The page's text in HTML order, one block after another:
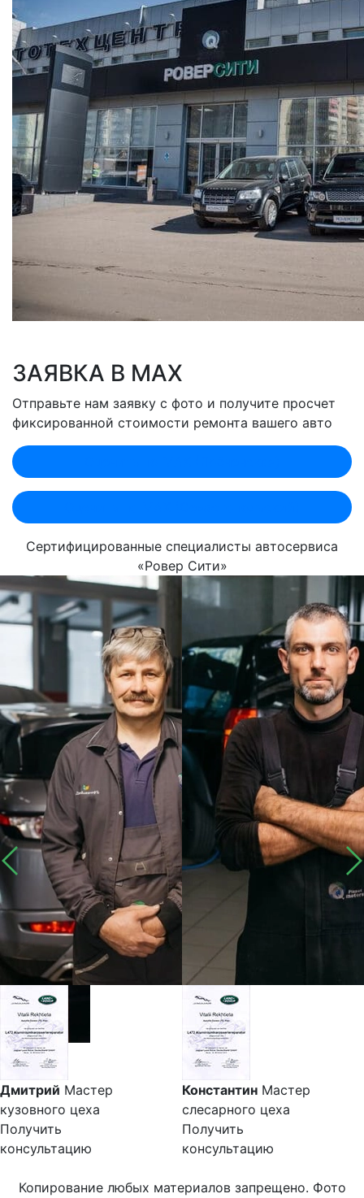
ЗАЯВКА В MAX
Отправьте нам заявку с фото и получите просчет
фиксированной стоимости ремонта вашего авто
Сертифицированные специалисты автосервиса
«Ровер Сити»
Дмитрий Мастер
кузовного цеха
Получить
консультацию
Константин Мастер
слесарного цеха
Получить
консультацию
Копирование любых материалов запрещено. Фото